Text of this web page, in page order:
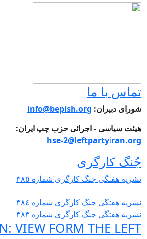
با ما
دبیران:info@bepish.org
سیاسی - اجرائی حزب چپ ایران:
hse-
کارگری
هفتگی جنگ کارگری شمارە ٣٨٥
هفتگی جنگ کارگری شمارە ٣٨٤
هفتگی جنگ کارگری شمارە ٣٨٣
IRAN: VIEW FORM THE